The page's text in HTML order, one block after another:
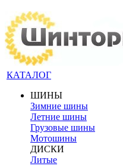
КАТАЛОГ
ШИНЫ
Зимние шины
Летние шины
Грузовые шины
Мотошины
ДИСКИ
Литые